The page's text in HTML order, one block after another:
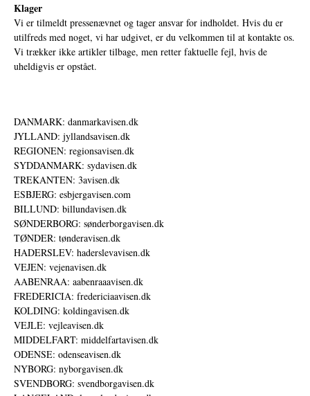
Klager
Vi er tilmeldt pressenævnet og tager ansvar for indholdet. Hvis du er
utilfreds med noget, vi har udgivet, er du velkommen til at kontakte os.
Vi trækker ikke artikler tilbage, men retter faktuelle fejl, hvis de
uheldigvis er opstået.
DANMARK: danmarkavisen.dk
JYLLAND: jyllandsavisen.dk
REGIONEN: regionsavisen.dk
SYDDANMARK: sydavisen.dk
TREKANTEN: 3avisen.dk
ESBJERG: esbjergavisen.com
BILLUND: billundavisen.dk
SØNDERBORG: sønderborgavisen.dk
TØNDER: tønderavisen.dk
HADERSLEV: haderslevavisen.dk
VEJEN: vejenavisen.dk
AABENRAA: aabenraaavisen.dk
FREDERICIA: fredericiaavisen.dk
KOLDING: koldingavisen.dk
VEJLE: vejleavisen.dk
MIDDELFART: middelfartavisen.dk
ODENSE: odenseavisen.dk
NYBORG: nyborgavisen.dk
SVENDBORG: svendborgavisen.dk